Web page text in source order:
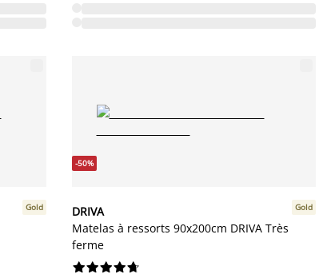
Gold
-50%
DRIVA
Matelas à ressorts 90x200cm DRIVA Très
ferme
Gold





